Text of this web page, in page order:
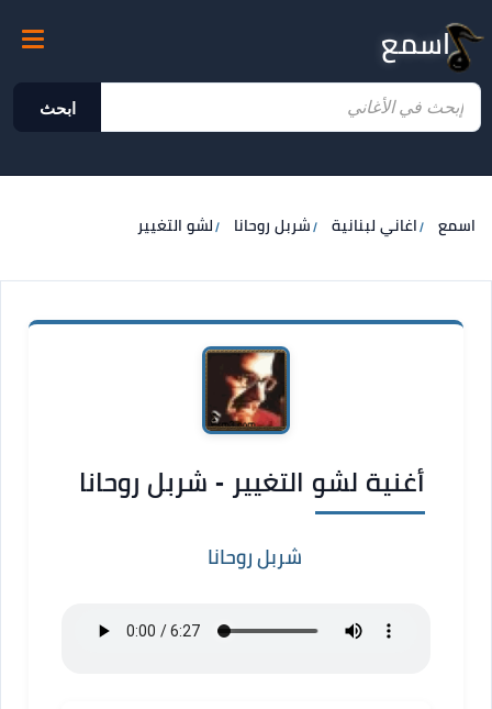
اسمع
ابحث
اسمع اغاني لبنانية شربل روحانا لشو التغيير
أغنية لشو التغيير - شربل روحانا
شربل روحانا